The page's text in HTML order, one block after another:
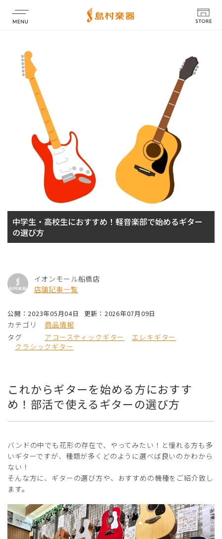
店舗情報
中学生・高校生におすすめ！軽音楽部で始めるギター
の選び方
イオンモール船橋店
店舗記事一覧
公開：2023年05月04日 更新：2026年07月09日
カテゴリ
商品情報
タグ
アコースティックギター
エレキギター
クラシックギター
これからギターを始める方におすす
め！部活で使えるギターの選び方
バンドの中でも花形の存在で、やってみたい！と憧れる方も多
いギターですが、種類が多くどのように選べば良いのかわから
ない！
そんな方に、ギターの選び方や、おすすめの機種をご紹介致し
ます。